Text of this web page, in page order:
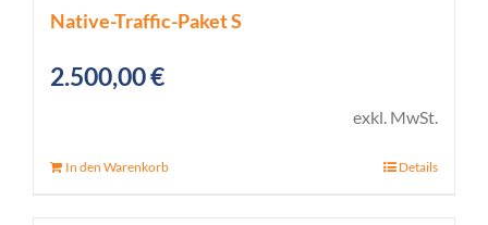
Native-Traffic-Paket S
2.500,00€
exkl. MwSt.
In den Warenkorb Details